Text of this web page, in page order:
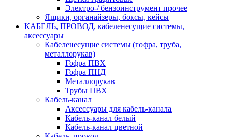
Электро-/ бензоинструмент прочее
Ящики, органайзеры, боксы, кейсы
КАБЕЛЬ, ПРОВОД, кабеленесущие системы,
аксессуары
Кабеленесущие системы (гофра, труба,
металлорукав)
Гофра ПВХ
Гофра ПНД
Металлорукав
Трубы ПВХ
Кабель-канал
Аксессуары для кабель-канала
Кабель-канал белый
Кабель-канал цветной